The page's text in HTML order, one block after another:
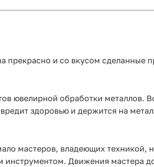
прекрасно и со вкусом сделанные
ювелирной обработки металлов.
здоровью и держится на
мастеров, владеющих техникой,
инструментом. Движения мастера